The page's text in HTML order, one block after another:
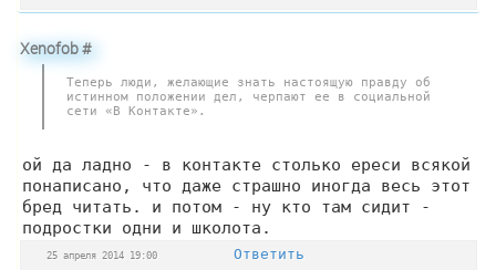
Xenofob#
Теперь люди, желающие знать настоящую правду об
истинном положении дел, черпают ее в социальной
сети «В Контакте».
ой да ладно - в контакте столько ереси всякой
понаписано, что даже страшно иногда весь этот
бред читать. и потом - ну кто там сидит -
подростки одни и школота.
25 апреля 2014 19:00 Ответить